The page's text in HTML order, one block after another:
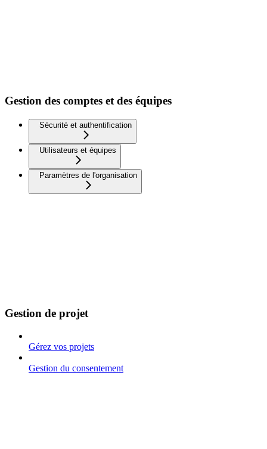
Gestion des comptes et des équipes
Sécurité et authentification
Utilisateurs et équipes
Paramètres de l'organisation
Gestion de projet
Gérez vos projets
Gestion du consentement